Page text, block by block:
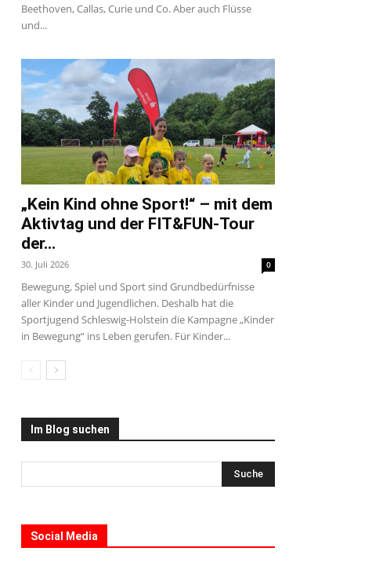
Beethoven, Callas, Curie und Co. Aber auch Flüsse
und...
„Kein Kind ohne Sport!“ – mit dem
Aktivtag und der FIT&FUN-Tour
der...
30. Juli 2026 0
Bewegung, Spiel und Sport sind Grundbedürfnisse
aller Kinder und Jugendlichen. Deshalb hat die
Sportjugend Schleswig-Holstein die Kampagne „Kinder
in Bewegung“ ins Leben gerufen. Für Kinder...
Im Blog suchen
Social Media